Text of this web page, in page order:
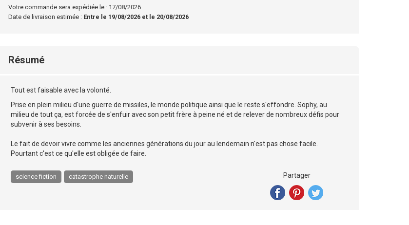
Votre commande sera expédiée le : 17/08/2026
Date de livraison estimée : Entre le 19/08/2026 et le 20/08/2026
Résumé
Tout est faisable avec la volonté.
Prise en plein milieu d'une guerre de missiles, le monde politique ainsi que le reste s'effondre. Sophy, au
milieu de tout ça, est forcée de s'enfuir avec son petit frère à peine né et de relever de nombreux défis pour
subvenir à ses besoins.
Le fait de devoir vivre comme les anciennes générations du jour au lendemain n'est pas chose facile.
Pourtant c'est ce qu'elle est obligée de faire.
science fiction catastrophe naturelle Partager